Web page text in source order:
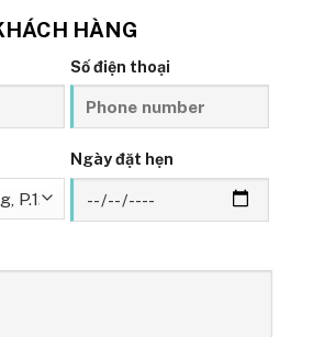
HÀNG
Số điện thoại
Ngày đặt hẹn